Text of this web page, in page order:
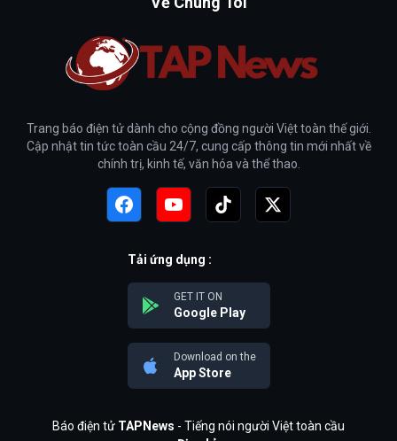
Trang báo điện tử dành cho cộng đồng người Việt toàn thế giới.
Cập nhật tin tức toàn cầu 24/7, cung cấp thông tin mới nhất về
chính trị, kinh tế, văn hóa và thể thao.
Tải ứng dụng :
GET IT ON
Google Play
Download on the
App Store
Báo điện tử TAPNews - Tiếng nói người Việt toàn cầu